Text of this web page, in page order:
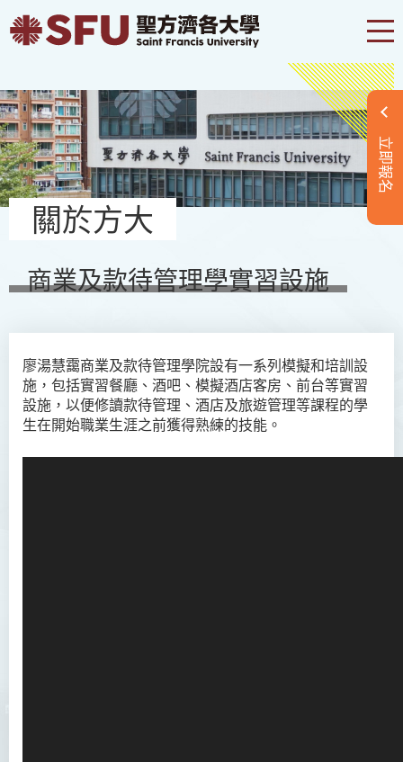
立即報名
關於方大
商業及款待管理學實習設施
廖湯慧靄商業及款待管理學院設有一系列模擬和培訓設
施，包括實習餐廳、酒吧、模擬酒店客房、前台等實習
設施，以便修讀款待管理、酒店及旅遊管理等課程的學
生在開始職業生涯之前獲得熟練的技能。